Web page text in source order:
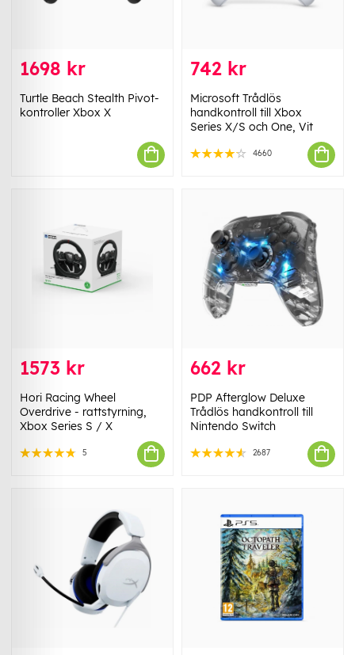
1698 kr
Turtle Beach Stealth Pivot-
kontroller Xbox X
742 kr
Microsoft Trådlös
handkontroll till Xbox
Series X/S och One, Vit
4660
1573 kr
Hori Racing Wheel
Overdrive - rattstyrning,
Xbox Series S / X
5
662 kr
PDP Afterglow Deluxe
Trådlös handkontroll till
Nintendo Switch
2687